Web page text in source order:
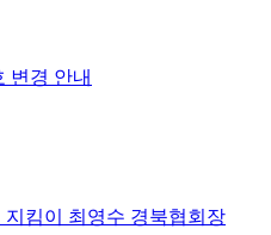
변경 안내
킴이 최영수 경북협회장